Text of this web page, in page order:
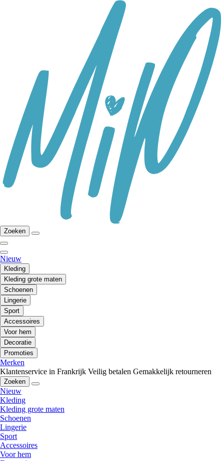
Zoeken
Nieuw
Kleding
Kleding grote maten
Schoenen
Lingerie
Sport
Accessoires
Voor hem
Decoratie
Promoties
Merken
Klantenservice in Frankrijk Veilig betalen Gemakkelijk retourneren
Zoeken
Nieuw
Kleding
Kleding grote maten
Schoenen
Lingerie
Sport
Accessoires
Voor hem